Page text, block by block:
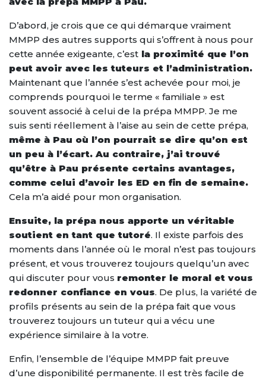
D’abord, je crois que ce qui démarque vraiment
MMPP des autres supports qui s’offrent à nous pour
cette année exigeante, c’est la proximité que l’on
peut avoir avec les tuteurs et l’administration.
Maintenant que l’année s’est achevée pour moi, je
comprends pourquoi le terme « familiale » est
souvent associé à celui de la prépa MMPP. Je me
suis senti réellement à l’aise au sein de cette prépa,
même à Pau où l’on pourrait se dire qu’on est
un peu à l’écart. Au contraire, j’ai trouvé
qu’être à Pau présente certains avantages,
comme celui d’avoir les ED en fin de semaine.
Cela m’a aidé pour mon organisation.
Ensuite, la prépa nous apporte un véritable
soutient en tant que tutoré. Il existe parfois des
moments dans l’année où le moral n’est pas toujours
présent, et vous trouverez toujours quelqu’un avec
qui discuter pour vous remonter le moral et vous
redonner confiance en vous. De plus, la variété de
profils présents au sein de la prépa fait que vous
trouverez toujours un tuteur qui a vécu une
expérience similaire à la votre.
Enfin, l’ensemble de l’équipe MMPP fait preuve
d’une disponibilité permanente. Il est très facile de